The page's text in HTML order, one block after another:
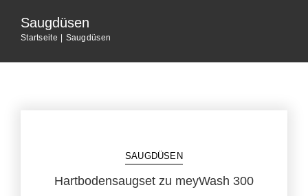
Home
Unternehmen
Saugdüsen
Startseite Saugdüsen
SAUGDÜSEN
Hartbodensaugset zu meyWash 300